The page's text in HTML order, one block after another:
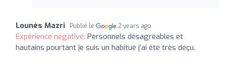
Lounès Mazri Publié le 2 years ago
Expérience négative: Personnels désagréables et
hautains pourtant je suis un habitué j’ai été très déçu.